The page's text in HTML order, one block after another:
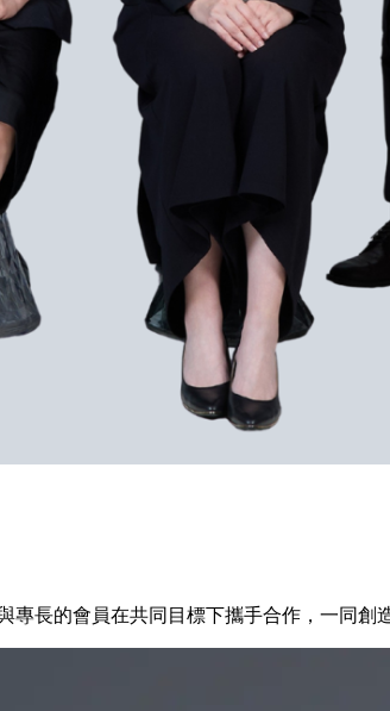
長的會員在共同目標下攜手合作，一同創